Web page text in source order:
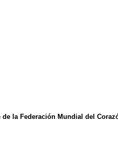
la Federación Mundial del